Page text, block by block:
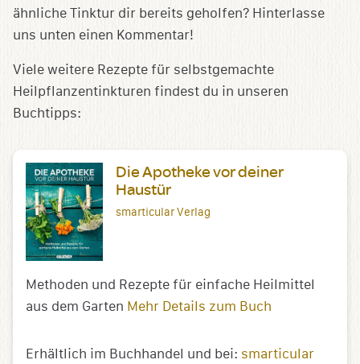
ähnliche Tinktur dir bereits geholfen? Hinterlasse
uns unten einen Kommentar!
Viele weitere Rezepte für selbstgemachte
Heilpflanzentinkturen findest du in unseren
Buchtipps:
Die Apotheke vor deiner
Haustür
smarticular Verlag
Methoden und Rezepte für einfache Heilmittel
aus dem Garten Mehr Details zum Buch
Erhältlich im Buchhandel und bei: smarticular